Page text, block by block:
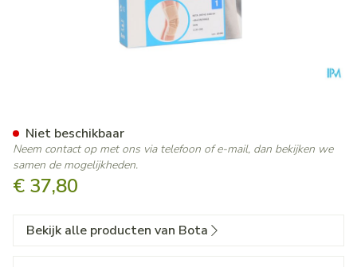
€ 37,80
Niet beschikbaar
Neem contact op met ons via telefoon of e-mail, dan bekijken we
samen de mogelijkheden.
Bekijk alle producten van Bota